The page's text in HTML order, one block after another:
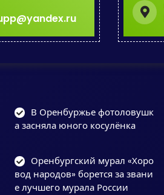
В Оренбуржье фотоловушк
а засняла юного косулёнка
Оренбургский мурал «Хоро
вод народов» борется за звани
е лучшего мурала России